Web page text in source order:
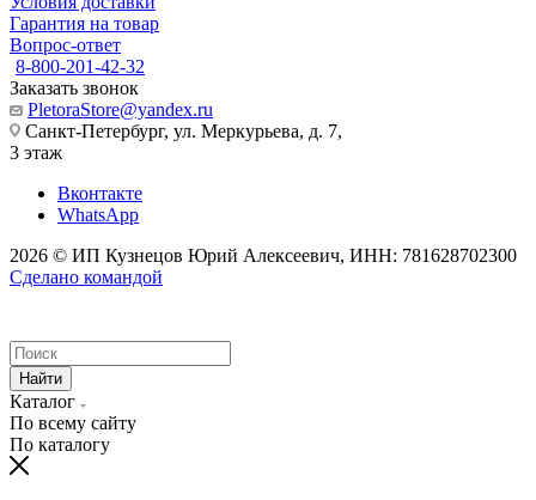
Гарантия на товар
Вопрос-ответ
8-800-201-42-32
Заказать звонок
PletoraStore@yandex.ru
Санкт-Петербург, ул. Меркурьева, д. 7,
3 этаж
Вконтакте
WhatsApp
2026 © ИП Кузнецов Юрий Алексеевич, ИНН: 781628702300
Сделано командой
Найти
Каталог
По всему сайту
По каталогу